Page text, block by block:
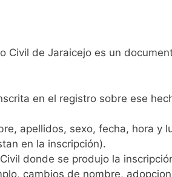
Civil de Jaraicejo es un
en el registro sobre ese
apellidos, sexo, fecha, hora y
en la inscripción).
donde se produjo la
cambios de nombre,